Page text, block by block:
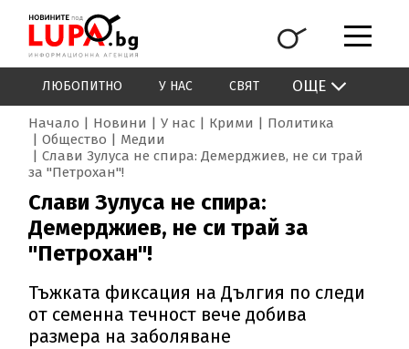
ЛЮБОПИТНО У НАС СВЯТ ОЩЕ
Начало Новини У нас Крими
Политика
Общество
Медии
Слави Зулуса не спира: Демерджиев, не си трай
за "Петрохан"!
Слави Зулуса не спира:
Демерджиев, не си трай за
"Петрохан"!
Тъжката фиксация на Дългия по следи
от семенна течност вече добива
размера на заболяване